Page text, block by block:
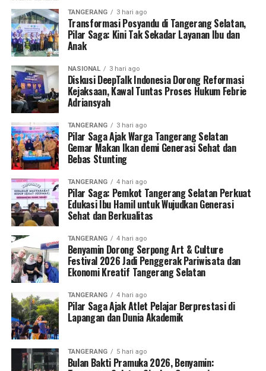
TANGERANG 3 hari ago
Transformasi Posyandu di Tangerang Selatan,
Pilar Saga: Kini Tak Sekadar Layanan Ibu dan
Anak
NASIONAL 3 hari ago
Diskusi DeepTalk Indonesia Dorong Reformasi
Kejaksaan, Kawal Tuntas Proses Hukum Febrie
Adriansyah
TANGERANG 3 hari ago
Pilar Saga Ajak Warga Tangerang Selatan
Gemar Makan Ikan demi Generasi Sehat dan
Bebas Stunting
TANGERANG 4 hari ago
Pilar Saga: Pemkot Tangerang Selatan Perkuat
Edukasi Ibu Hamil untuk Wujudkan Generasi
Sehat dan Berkualitas
TANGERANG 4 hari ago
Benyamin Dorong Serpong Art & Culture
Festival 2026 Jadi Penggerak Pariwisata dan
Ekonomi Kreatif Tangerang Selatan
TANGERANG 4 hari ago
Pilar Saga Ajak Atlet Pelajar Berprestasi di
Lapangan dan Dunia Akademik
TANGERANG 5 hari ago
Bulan Bakti Pramuka 2026, Benyamin: